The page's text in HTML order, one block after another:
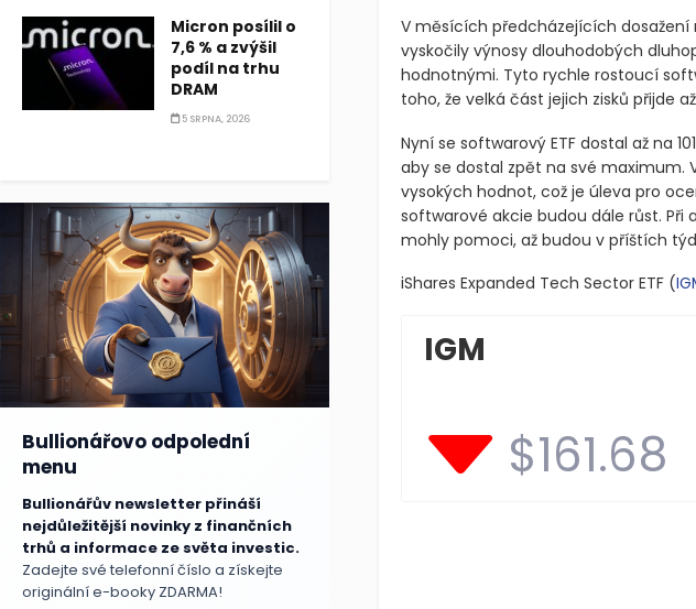
V měsících předcházejících
vyskočily výnosy dlouhodobých
hodnotnými. Tyto rychle rostoucí
toho, že velká část jejich zisků přijde
Nyní se softwarový ETF dostal až na
aby se dostal zpět na své maximum.
vysokých hodnot, což je úleva pro
softwarové akcie budou dále růst.
mohly pomoci, až budou v příštích
iShares Expanded Tech Sector ETF (
IGM
$161.68
Micron posílil o
7,6 % a zvýšil
podíl na trhu
DRAM
5 SRPNA, 2026
Bullionářovo odpolední
menu
Bullionářův newsletter přináší
nejdůležitější novinky z finančních
trhů a informace ze světa investic.
Zadejte své telefonní číslo a získejte
originální e-booky ZDARMA!